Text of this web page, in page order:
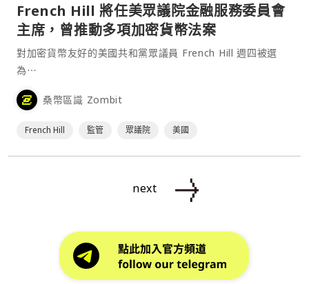
French Hill 將任美眾議院金融服務委員會
主席，曾推動多項加密貨幣法案
對加密貨幣友好的美國共和黨眾議員 French Hill 週四被選
為⋯
桑幣區識 Zombit
French Hill 監管 眾議院 美國
next